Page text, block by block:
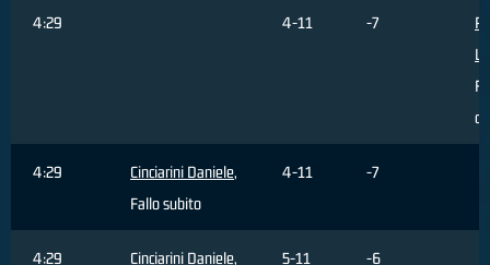
4:29 4-11 -7
4:29 Cinciarini Daniele,
Fallo subito
4-11 -7
4:29 Cinciarini Daniele,
5-11 -6